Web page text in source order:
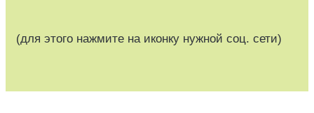
(для этого нажмите на иконку нужной соц. сети)